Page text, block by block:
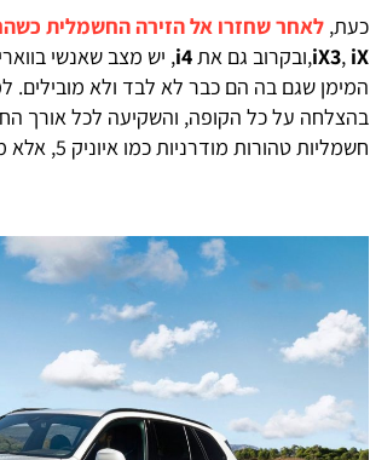
כעת, לאחר שחזרו אל הזירה החשמלית
iX3, iX ,ובקרוב גם אתi4, יש מצב שאנשי
המימן שגם בה הם כבר לא לבד ולא מובילים.
בהצלחה על כל הקופה, והשקיעה לכל אורך
חשמליות טהורות מודרניות כמו איוניק 5, אלא מייצרת כבר גם סדרות ייצור קטנות של רכב מימן.